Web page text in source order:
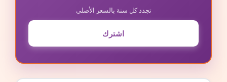
تجدد كل سنة بالسعر الأصلي
اشترك